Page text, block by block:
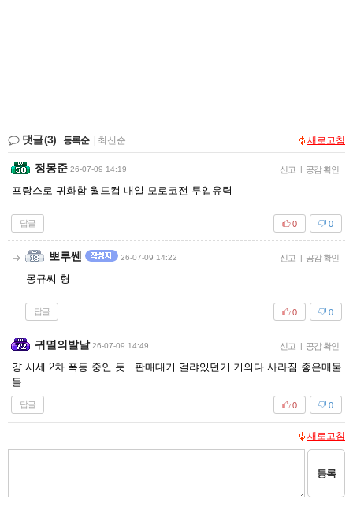
댓글(3) 등록순 최신순 새로고침
정몽준 26-07-09 14:19 신고 | 공감 확인
프랑스로 귀화함 월드컵 내일 모로코전 투입유력
답글 0
0
뽀루쎈 26-07-09 14:22 신고 | 공감 확인
몽규씨 형
답글 0
0
귀멸의발날 26-07-09 14:49 신고 | 공감 확인
걍 시세 2차 폭등 중인 듯.. 판매대기 걸랴있던거 거의다 사라짐 좋은매물
들
답글 0
0
새로고침
등록